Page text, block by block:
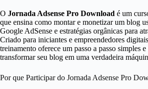
O Jornada Adsense Pro Download é um
que ensina como montar e monetizar um blog
Google AdSense e estratégias orgânicas para
Criado para iniciantes e empreendedores
treinamento oferece um passo a passo simples
transformar seu blog em uma verdadeira
Por que Participar do Jornada Adsense Pro